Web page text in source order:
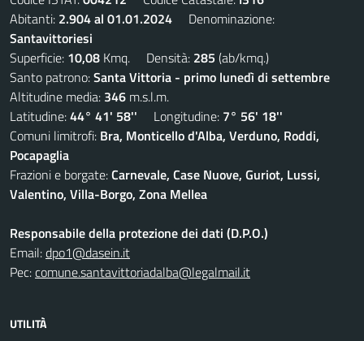
Abitanti: 2.904 al 01.01.2024 Denominazione:
Santavittoriesi
Superficie: 10,08 Kmq. Densità: 285 (ab/kmq.)
Santo patrono:Santa Vittoria - primo lunedì di settembre
Altitudine media: 346 m.s.l.m.
Latitudine:44° 41' 58'' Longitudine: 7° 56' 18''
Comuni limitrofi: Bra, Monticello d'Alba, Verduno, Roddi,
Pocapaglia
Frazioni e borgate:Carnevale, Case Nuove, Guriot, Lussi,
Valentino, Villa-Borgo, Zona Mellea
Responsabile della protezione dei dati (D.P.O.)
Email:dpo1@dasein.it
Pec:comune.santavittoriadalba@legalmail.it
UTILITÀ